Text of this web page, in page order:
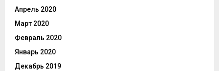
Апрель 2020
Март 2020
Февраль 2020
Январь 2020
Декабрь 2019